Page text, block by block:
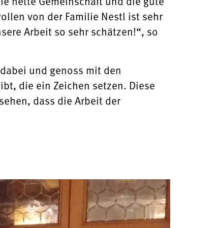
von der Familie Nestl ist sehr
Arbeit so sehr schätzen!“, so
und genoss mit den
die ein Zeichen setzen. Diese
dass die Arbeit der